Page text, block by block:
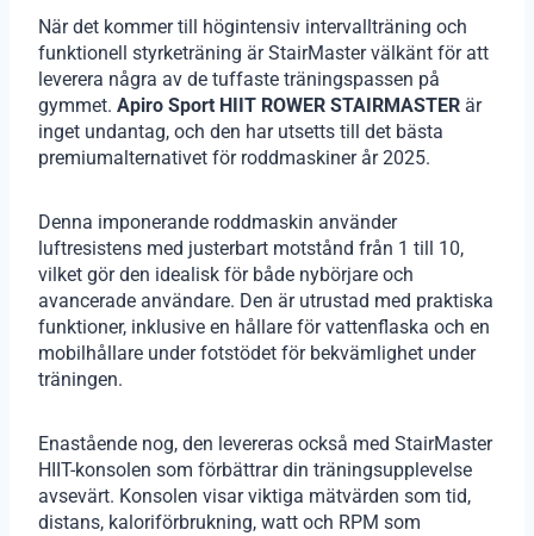
När det kommer till högintensiv intervallträning och
funktionell styrketräning är StairMaster välkänt för att
leverera några av de tuffaste träningspassen på
gymmet. Apiro Sport HIIT ROWER STAIRMASTER är
inget undantag, och den har utsetts till det bästa
premiumalternativet för roddmaskiner år 2025.
Denna imponerande roddmaskin använder
luftresistens med justerbart motstånd från 1 till 10,
vilket gör den idealisk för både nybörjare och
avancerade användare. Den är utrustad med praktiska
funktioner, inklusive en hållare för vattenflaska och en
mobilhållare under fotstödet för bekvämlighet under
träningen.
Enastående nog, den levereras också med StairMaster
HIIT-konsolen som förbättrar din träningsupplevelse
avsevärt. Konsolen visar viktiga mätvärden som tid,
distans, kaloriförbrukning, watt och RPM som